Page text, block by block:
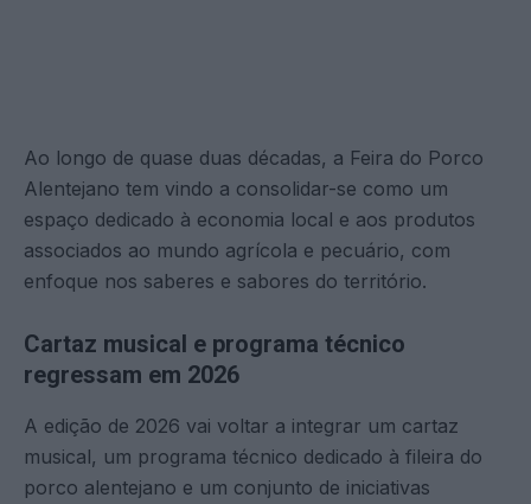
Ao longo de quase duas décadas, a Feira do Porco
Alentejano tem vindo a consolidar-se como um
espaço dedicado à economia local e aos produtos
associados ao mundo agrícola e pecuário, com
enfoque nos saberes e sabores do território.
Cartaz musical e programa técnico
regressam em 2026
A edição de 2026 vai voltar a integrar um cartaz
musical, um programa técnico dedicado à fileira do
porco alentejano e um conjunto de iniciativas